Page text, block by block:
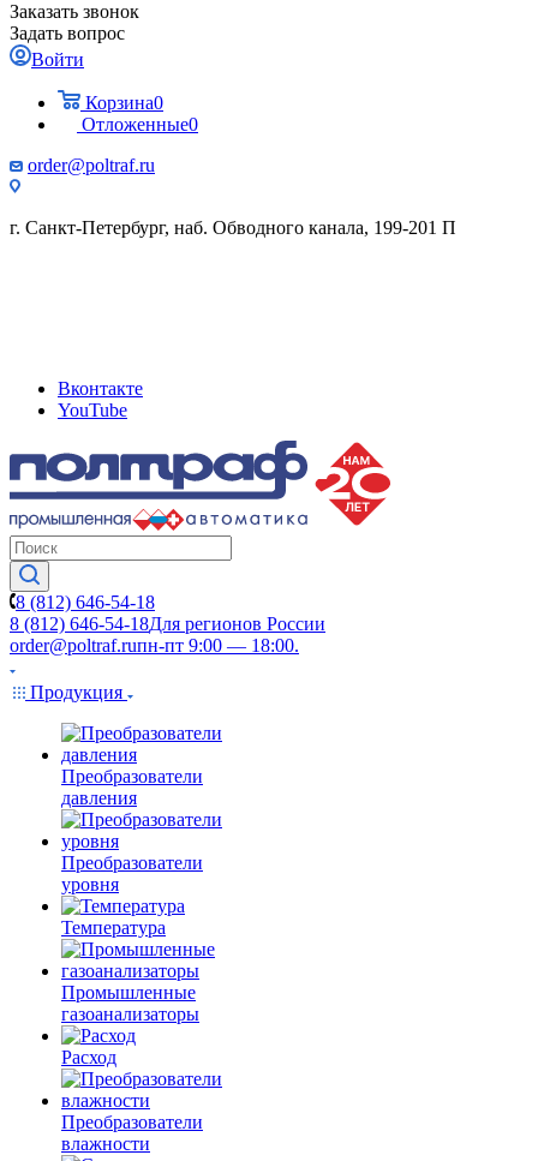
Заказать звонок
Задать вопрос
Войти
Корзина0
Отложенные0
order@poltraf.ru
г. Санкт-Петербург, наб. Обводного канала, 199-201 П
Вконтакте
YouTube
8 (812) 646-54-18
8 (812) 646-54-18Для регионов России
order@poltraf.ruпн-пт 9:00 — 18:00.
Продукция
Преобразователи
давления
Преобразователи
уровня
Температура
Промышленные
газоанализаторы
Расход
Преобразователи
влажности